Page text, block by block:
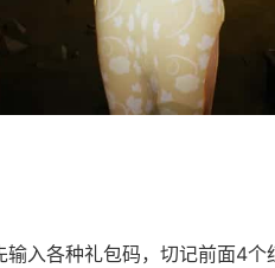
入各种礼包码，切记前面4